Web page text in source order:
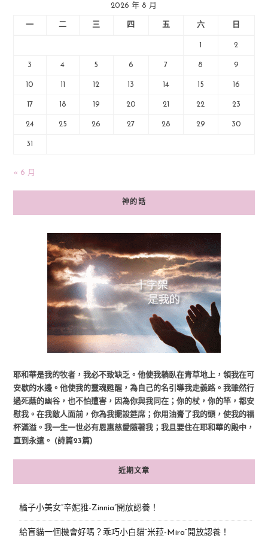
2026 年 8 月
一 二 三 四 五 六 日
1 2
3 4 5 6 7 8 9
10 11 12 13 14 15 16
17 18 19 20 21 22 23
24 25 26 27 28 29 30
31
« 6 月
神的話
耶和華是我的牧者，我必不致缺乏。他使我躺臥在青草地上，領我在可
安歇的水邊。他使我的靈魂甦醒，為自己的名引導我走義路。我雖然行
過死蔭的幽谷，也不怕遭害，因為你與我同在；你的杖，你的竿，都安
慰我。在我敵人面前，你為我擺設筵席；你用油膏了我的頭，使我的福
杯滿溢。我一生一世必有恩惠慈愛隨著我；我且要住在耶和華的殿中，
直到永遠。 (詩篇23篇)
近期文章
橘子小美女“辛妮雅-Zinnia”開放認養！
給盲貓一個機會好嗎？乖巧小白貓“米菈-Mira”開放認養！